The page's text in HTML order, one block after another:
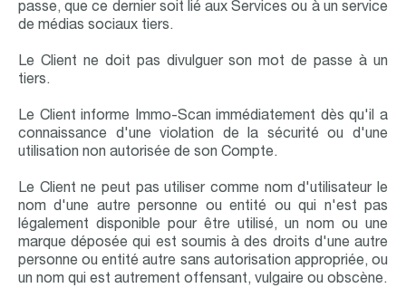
passe, que ce dernier soit lié aux Services ou à un service
de médias sociaux tiers.
Le Client ne doit pas divulguer son mot de passe à un
tiers.
Le Client informe Immo-Scan immédiatement dès qu'il a
connaissance d'une violation de la sécurité ou d'une
utilisation non autorisée de son Compte.
Le Client ne peut pas utiliser comme nom d'utilisateur le
nom d'une autre personne ou entité ou qui n'est pas
légalement disponible pour être utilisé, un nom ou une
marque déposée qui est soumis à des droits d'une autre
personne ou entité autre sans autorisation appropriée, ou
un nom qui est autrement offensant, vulgaire ou obscène.